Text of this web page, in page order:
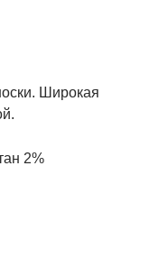
Широкая
2%